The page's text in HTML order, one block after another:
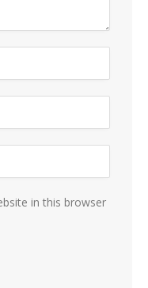
in this browser